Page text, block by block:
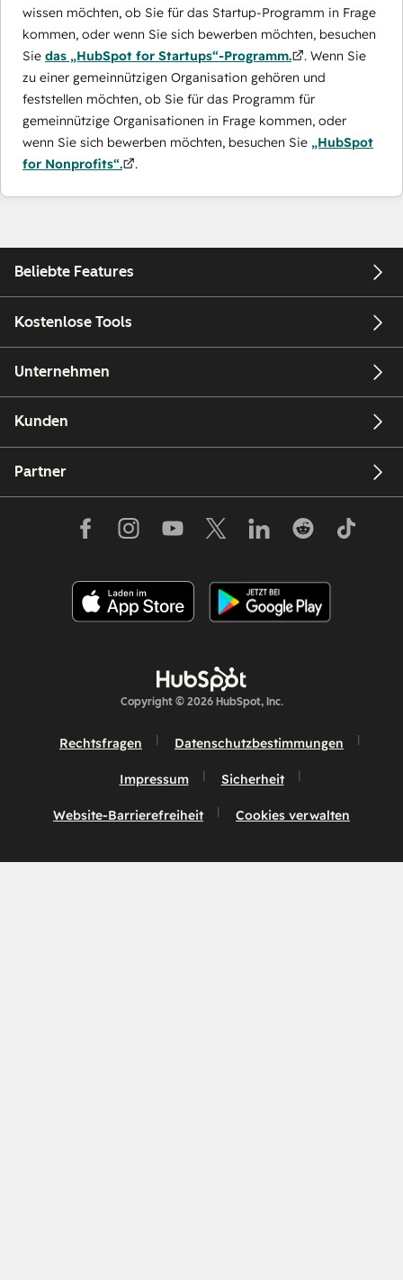
wissen möchten, ob Sie für das Startup-Programm in Frage
kommen, oder wenn Sie sich bewerben möchten, besuchen
Sie das „HubSpot for Startups“-Programm.
. Wenn Sie
zu einer gemeinnützigen Organisation gehören und
feststellen möchten, ob Sie für das Programm für
gemeinnützige Organisationen in Frage kommen, oder
wenn Sie sich bewerben möchten, besuchen Sie „HubSpot
for Nonprofits“.
.
Beliebte Features
Kostenlose Tools
Unternehmen
Kunden
Partner
Copyright © 2026 HubSpot, Inc.
Rechtsfragen Datenschutzbestimmungen
Impressum Sicherheit
Website-Barrierefreiheit Cookies verwalten